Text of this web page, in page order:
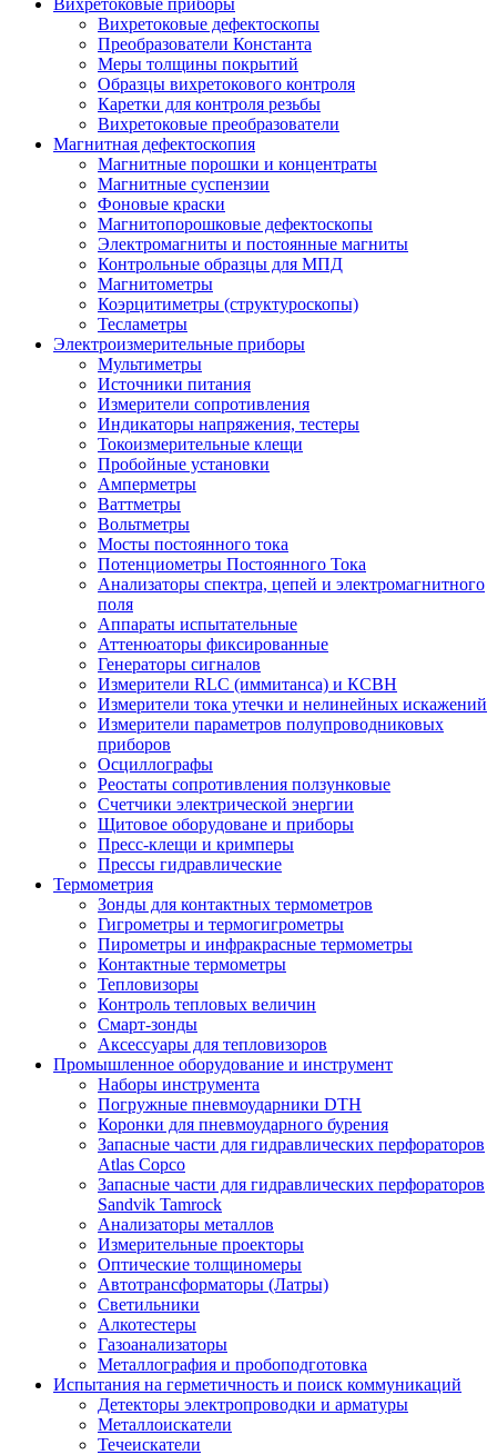
Вихретоковые приборы
Вихретоковые дефектоскопы
Преобразователи Константа
Меры толщины покрытий
Образцы вихретокового контроля
Каретки для контроля резьбы
Вихретоковые преобразователи
Магнитная дефектоскопия
Магнитные порошки и концентраты
Магнитные суспензии
Фоновые краски
Магнитопорошковые дефектоскопы
Электромагниты и постоянные магниты
Контрольные образцы для МПД
Магнитометры
Коэрцитиметры (структуроскопы)
Тесламетры
Электроизмерительные приборы
Мультиметры
Источники питания
Измерители сопротивления
Индикаторы напряжения, тестеры
Токоизмерительные клещи
Пробойные установки
Амперметры
Ваттметры
Вольтметры
Мосты постоянного тока
Потенциометры Постоянного Тока
Анализаторы спектра, цепей и электромагнитного
поля
Аппараты испытательные
Аттенюаторы фиксированные
Генераторы сигналов
Измерители RLC (иммитанса) и КСВН
Измерители тока утечки и нелинейных искажений
Измерители параметров полупроводниковых
приборов
Осциллографы
Реостаты сопротивления ползунковые
Счетчики электрической энергии
Щитовое оборудоване и приборы
Пресс-клещи и кримперы
Прессы гидравлические
Термометрия
Зонды для контактных термометров
Гигрометры и термогигрометры
Пирометры и инфракрасные термометры
Контактные термометры
Тепловизоры
Контроль тепловых величин
Смарт-зонды
Аксессуары для тепловизоров
Промышленное оборудование и инструмент
Наборы инструмента
Погружные пневмоударники DTH
Коронки для пневмоударного бурения
Запасные части для гидравлических перфораторов
Atlas Copco
Запасные части для гидравлических перфораторов
Sandvik Tamrock
Анализаторы металлов
Измерительные проекторы
Оптические толщиномеры
Автотрансформаторы (Латры)
Светильники
Алкотестеры
Газоанализаторы
Металлография и пробоподготовка
Испытания на герметичность и поиск коммуникаций
Детекторы электропроводки и арматуры
Металлоискатели
Течеискатели